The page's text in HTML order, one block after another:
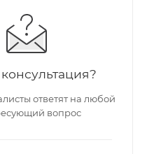
ответят на любой
вопрос